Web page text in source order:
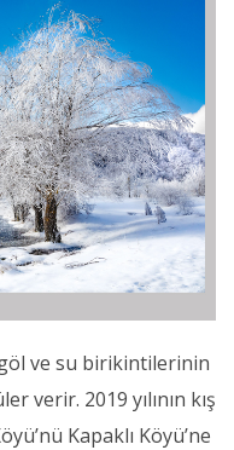
ve su birikintilerinin
verir. 2019 yılının kış
Kapaklı Köyü’ne